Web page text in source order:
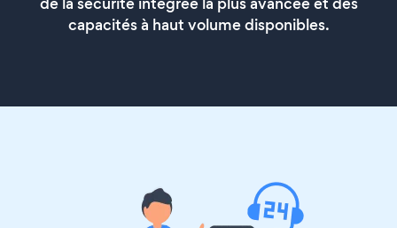
capacités à haut volume disponibles.